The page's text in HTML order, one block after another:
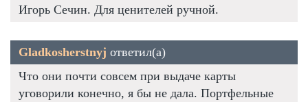
Игорь Сечин. Для ценителей ручной.
Gladkosherstnyj ответил(а)
Что они почти совсем при выдаче карты
уговорили конечно, я бы не дала. Портфельные